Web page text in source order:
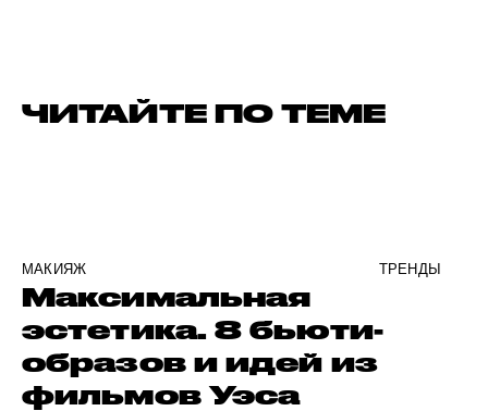
ЧИТАЙТЕ ПО ТЕМЕ
МАКИЯЖ ТРЕНДЫ
Максимальная
эстетика. 8 бьюти-
образов и идей из
фильмов Уэса